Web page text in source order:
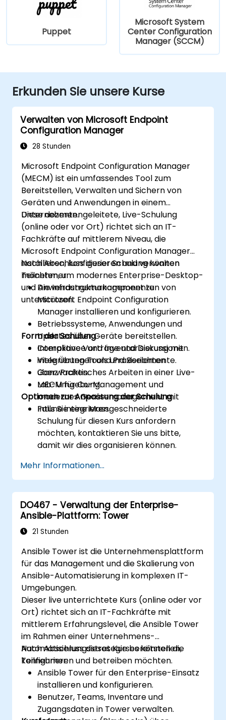
Puppet
Microsoft System
Center Configuration
Manager (SCCM)
Erkunden Sie unsere Kurse
Verwalten von Microsoft Endpoint
Configuration Manager
28 Stunden
Microsoft Endpoint Configuration Manager
(MECM) ist ein umfassendes Tool zum
Bereitstellen, Verwalten und Sichern von
Geräten und Anwendungen in einem
Unternehmen.
Diese dozentengeleitete, Live-Schulung
(online oder vor Ort) richtet sich an IT-
Fachkräfte auf mittlerem Niveau, die
Microsoft Endpoint Configuration Manager
installieren, konfigurieren und verwalten
möchten, um modernes Enterprise-Desktop-
und Anwendungsmanagement zu
unterstützen.
Nach Abschluss dieser Schulung können
Teilnehmer:
Die Infrastrukturkomponenten von
Microsoft Endpoint Configuration
Manager installieren und konfigurieren.
Betriebssysteme, Anwendungen und
Updates über Geräte bereitstellen.
Compliance und Inventarisierung mit
integrierten Tools und Berichten
überwachen.
MECM für Co-Management und
modernes Gerätemanagement mit
Intune integrieren.
Form der Schulung
Interaktive Vorträge und Diskussionen.
Viele Übungen und Praxiselemente.
Ganz Praktisches Arbeiten in einer Live-
Lab-Umgebung.
Optionen zur Anpassung der Schulung
Falls Sie eine Massgeschneiderte
Schulung für diesen Kurs anfordern
möchten, kontaktieren Sie uns bitte,
damit wir dies organisieren können.
Mehr Informationen...
DO467 - Verwaltung der Enterprise-
Ansible-Plattform: Tower
21 Stunden
Ansible Tower ist die Unternehmensplattform
für das Management und die Skalierung von
Ansible-Automatisierung in komplexen IT-
Umgebungen.
Dieser live unterrichtete Kurs (online oder vor
Ort) richtet sich an IT-Fachkräfte mit
mittlerem Erfahrungslevel, die Ansible Tower
im Rahmen einer Unternehmens-
Automatisierungsstrategie bereitstellen,
konfigurieren und betreiben möchten.
Nach Abschluss dieses Kurses können die
Teilnehmer:
Ansible Tower für den Enterprise-Einsatz
installieren und konfigurieren.
Benutzer, Teams, Inventare und
Zugangsdaten in Tower verwalten.